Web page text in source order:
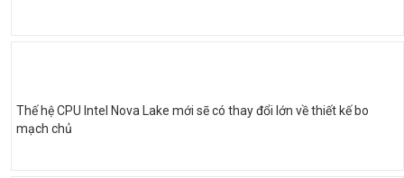
Thế hệ CPU Intel Nova Lake mới sẽ có thay đổi lớn về thiết kế bo
mạch chủ